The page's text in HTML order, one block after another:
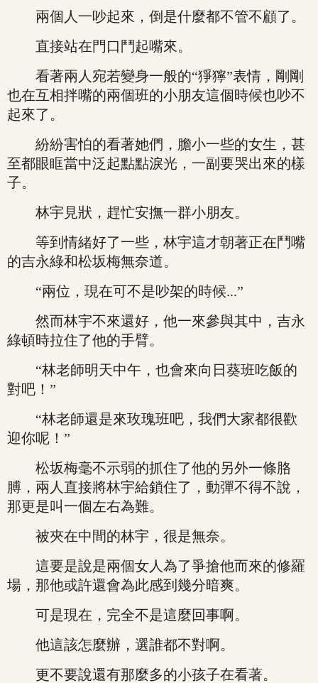
兩個人一吵起來，倒是什麼都不管不顧了。
直接站在門口鬥起嘴來。
看著兩人宛若變身一般的“猙獰”表情，剛剛
也在互相拌嘴的兩個班的小朋友這個時候也吵不
起來了。
紛紛害怕的看著她們，膽小一些的女生，甚
至都眼眶當中泛起點點淚光，一副要哭出來的樣
子。
林宇見狀，趕忙安撫一群小朋友。
等到情緒好了一些，林宇這才朝著正在鬥嘴
的吉永綠和松坂梅無奈道。
“兩位，現在可不是吵架的時候...”
然而林宇不來還好，他一來參與其中，吉永
綠頓時拉住了他的手臂。
“林老師明天中午，也會來向日葵班吃飯的
對吧！”
“林老師還是來玫瑰班吧，我們大家都很歡
迎你呢！”
松坂梅毫不示弱的抓住了他的另外一條胳
膊，兩人直接將林宇給鎖住了，動彈不得不說，
那更是叫一個左右為難。
被夾在中間的林宇，很是無奈。
這要是說是兩個女人為了爭搶他而來的修羅
場，那他或許還會為此感到幾分暗爽。
可是現在，完全不是這麼回事啊。
他這該怎麼辦，選誰都不對啊。
更不要說還有那麼多的小孩子在看著。